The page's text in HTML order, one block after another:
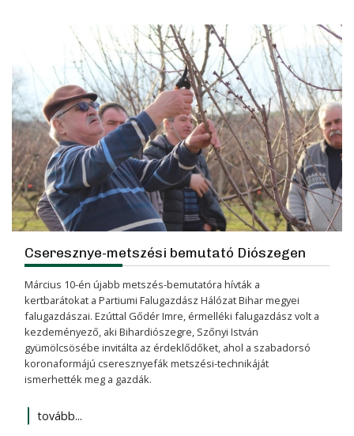
Cseresznye-metszési bemutató Diószegen
Március 10-én újabb metszés-bemutatóra hívták a
kertbarátokat a Partiumi Falugazdász Hálózat Bihar megyei
falugazdászai. Ezúttal Gődér Imre, érmelléki falugazdász volt a
kezdeményező, aki Bihardiószegre, Szőnyi István
gyümölcsösébe invitálta az érdeklődőket, ahol a szabadorsó
koronaformájú cseresznyefák metszési-technikáját
ismerhették meg a gazdák.
tovább...